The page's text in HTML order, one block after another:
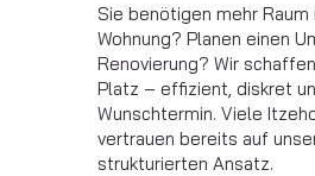
Sie benötigen mehr Raum
Wohnung? Planen einen
Renovierung? Wir
Platz – effizient, diskret
Wunschtermin. Viele
vertrauen bereits auf
strukturierten Ansatz.